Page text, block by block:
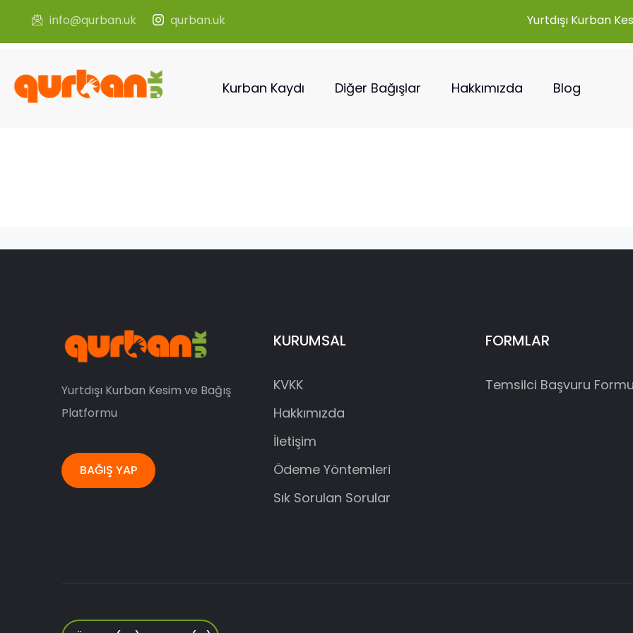
info@qurban.uk qurban.uk Yurtdışı Kurban
Kurban Kaydı Diğer Bağışlar Hakkımızda Blog
Yurtdışı Kurban Kesim ve Bağış
Platformu
BAĞIŞ YAP
KURUMSAL
KVKK
Hakkımızda
İletişim
Ödeme Yöntemleri
Sık Sorulan Sorular
FORMLAR
Temsilci Başvuru